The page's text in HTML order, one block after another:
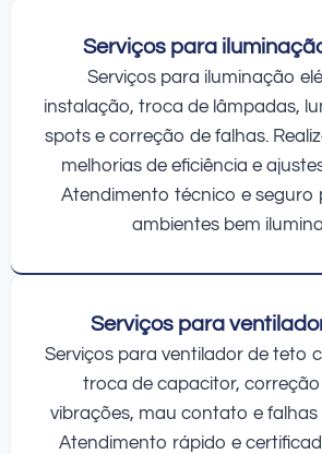
Serviços para
Serviços para iluminação
instalação, troca de lâmpadas,
spots e correção de falhas.
melhorias de eficiência e
Atendimento técnico e seguro
ambientes bem
Serviços para
Serviços para ventilador de teto
troca de capacitor, correção
vibrações, mau contato e falhas
Atendimento rápido e